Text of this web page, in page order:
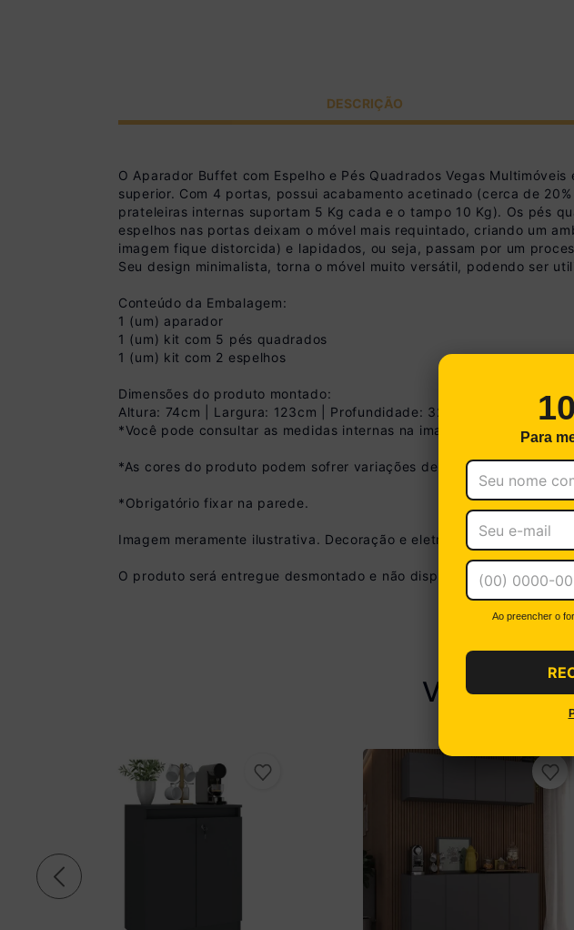
Cartão de
Até 12x sem
De 13x a 18x
Parcele em até 18x.
DESCRIÇÃO
O Aparador Buffet com Espelho e Pés Quadrados Vegas
superior. Com 4 portas, possui acabamento acetinado (cerca de
prateleiras internas suportam 5 Kg cada e o tampo 10 Kg). Os pés
espelhos nas portas deixam o móvel mais requintado, criando um
imagem fique distorcida) e lapidados, ou seja, passam por um
Seu design minimalista, torna o móvel muito versátil, podendo ser
Conteúdo da Embalagem:
1 (um) aparador
1 (um) kit com 5 pés quadrados
1 (um) kit com 2 espelhos
Dimensões do produto montado:
Altura: 74cm | Largura: 123cm | Profundidade: 32cm
*Você pode consultar as medidas internas na imagem técnica do
*As cores do produto podem sofrer variações de tonalidade de
*Obrigatório fixar na parede.
Imagem meramente ilustrativa. Decoração e eletros não
O produto será entregue desmontado e não disponibilizamos o
VEJA
Para
Ao preencher o